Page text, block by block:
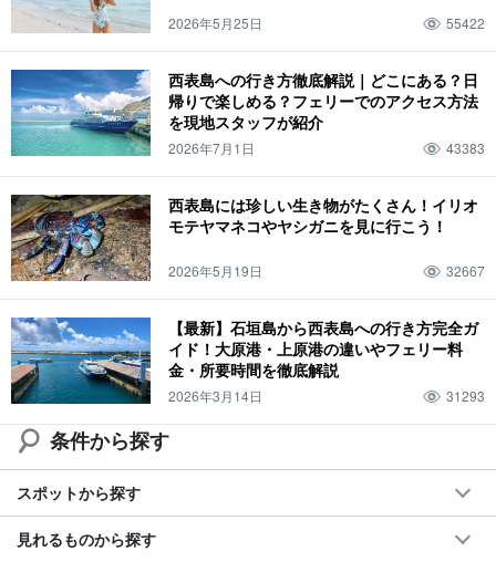
2026年5月25日 55422
西表島への行き方徹底解説｜どこにある？日
帰りで楽しめる？フェリーでのアクセス方法
を現地スタッフが紹介
2026年7月1日 43383
西表島には珍しい生き物がたくさん！イリオ
モテヤマネコやヤシガニを見に行こう！
2026年5月19日 32667
【最新】石垣島から西表島への行き方完全ガ
イド！大原港・上原港の違いやフェリー料
金・所要時間を徹底解説
2026年3月14日 31293
条件から探す
スポットから探す
見れるものから探す